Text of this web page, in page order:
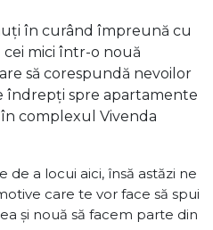
în curând împreună cu
mici într-o nouă
să corespundă nevoilor
îndrepți spre apartamente
complexul Vivenda
de a locui aici, însă astăzi ne
care te vor face să spui
și nouă să facem parte din